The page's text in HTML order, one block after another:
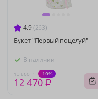
4.9 (263)
Букет "Первый поцелуй"
В наличии
13 860 ₽ -10%
12 470 ₽